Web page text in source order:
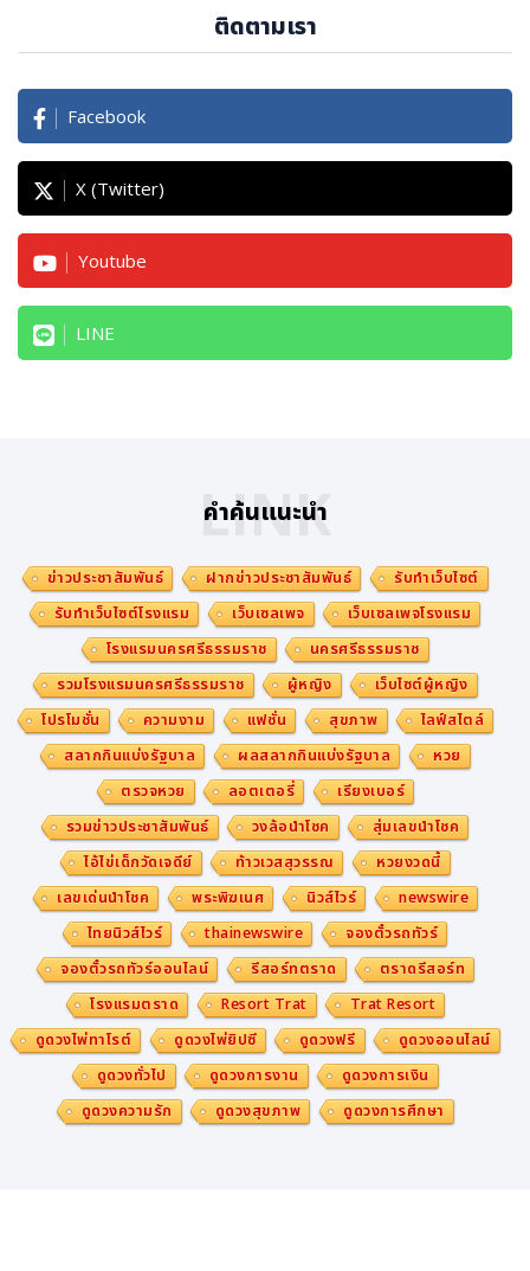
ติดตามเรา
Facebook
X (Twitter)
Youtube
LINE
คำค้นแนะนำ
LINK
ข่าวประชาสัมพันธ์ ฝากข่าวประชาสัมพันธ์
รับทำเว็บไซต์
รับทำเว็บไซต์โรงแรม
เว็บเซลเพจ
เว็บเซลเพจโรงแรม
โรงแรมนครศรีธรรมราช
นครศรีธรรมราช
รวมโรงแรมนครศรีธรรมราช
ผู้หญิง
เว็บไซต์ผู้หญิง
โปรโมชั่น
ความงาม แฟชั่น สุขภาพ
ไลฟ์สไตล์
สลากกินแบ่งรัฐบาล
ผลสลากกินแบ่งรัฐบาล
หวย
ตรวจหวย
ลอตเตอรี่
เรียงเบอร์
รวมข่าวประชาสัมพันธ์
วงล้อนำโชค
สุ่มเลขนำโชค
ไอ้ไข่เด็กวัดเจดีย์
ท้าวเวสสุวรรณ
หวยงวดนี้
เลขเด่นนำโชค
พระพิฆเนศ นิวส์ไวร์
newswire
ไทยนิวส์ไวร์
thainewswire
จองตั๋วรถทัวร์
จองตั๋วรถทัวร์ออนไลน์
รีสอร์ทตราด
ตราดรีสอร์ท
โรงแรมตราด
Resort Trat
Trat Resort
ดูดวงไพ่ทาโรต์
ดูดวงไพ่ยิปซี ดูดวงฟรี
ดูดวงออนไลน์
ดูดวงทั่วไป
ดูดวงการงาน
ดูดวงการเงิน
ดูดวงความรัก
ดูดวงสุขภาพ ดูดวงการศึกษา